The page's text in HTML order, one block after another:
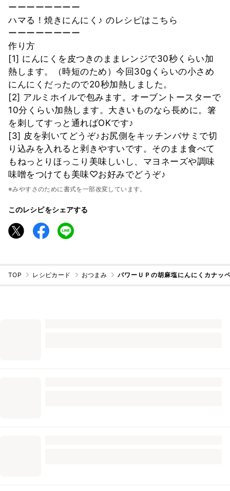
ーーーーーーーー
ハマる！焼きにんにく♪ のレシピはこちら
ーーーーーーーー
作り方
[1] にんにくを皮つきのままレンジで30秒くらい加
熱します。（時短のため）今回30gくらいの小さめ
にんにくだったので20秒加熱しました。
[2] アルミホイルで包みます。オーブントースターで
10分くらい加熱します。大きいものなら長めに。箸
を刺してすっと通ればOKです♪
[3] 皮を剥いてどうぞ♪お尻側をキッチンバサミで切
り込みを入れると剥きやすいです。そのまま食べて
もねっとりほっこり美味しいし、マヨネーズや調味
味噌をつけても美味♡お好みでどうぞ♪
※みやすさのために書式を一部改変しています。
このレシピをシェアする
TOP レシピカード おつまみ パワーＵＰの胡麻塩にんにくカナッ